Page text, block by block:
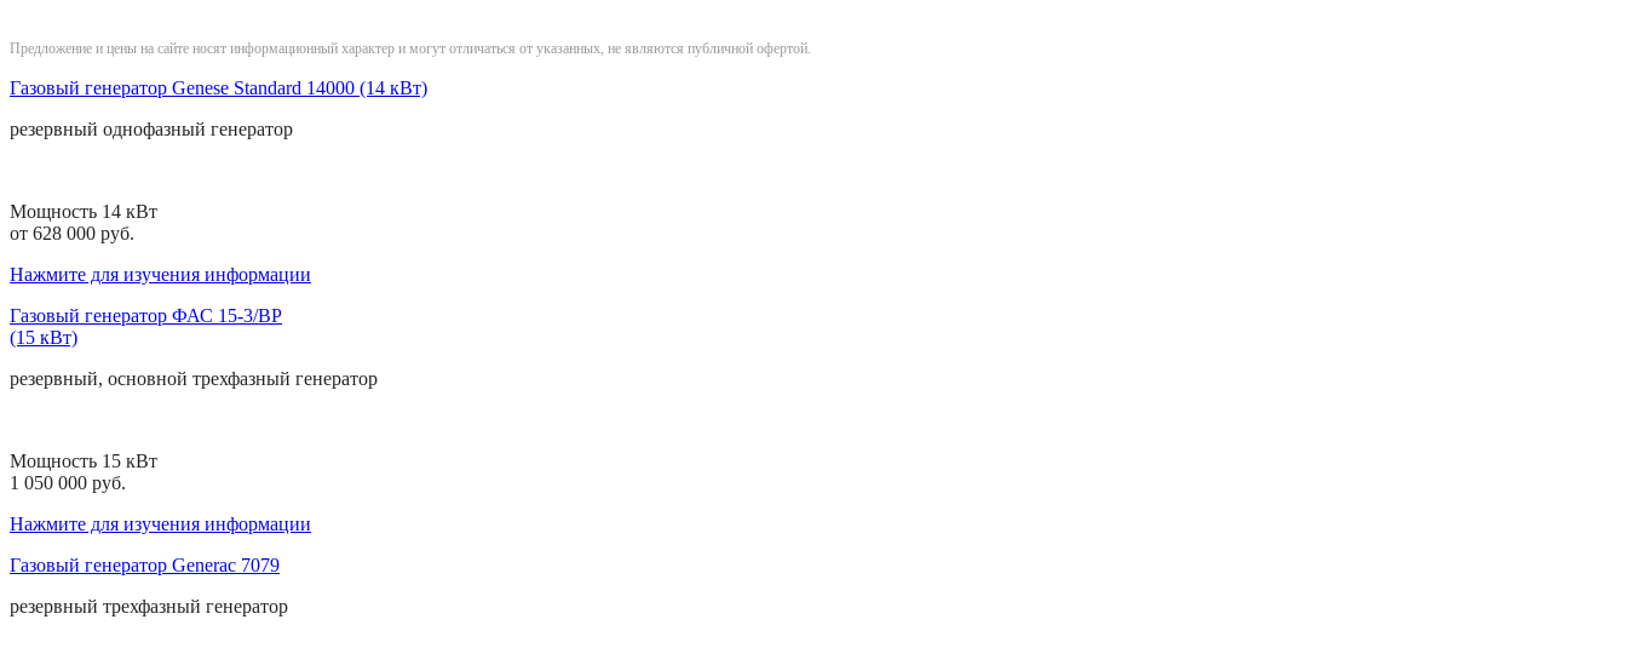
Предложение и цены на сайте носят информационный характер и могут отличаться от указанных, не являются публичной офертой.
Газовый генератор Genese Standard 14000 (14 кВт)
резервный однофазный генератор
Мощность 14 кВт
от 628 000 руб.
Нажмите для изучения информации
Газовый генератор ФАС 15-3/ВР
(15 кВт)
резервный, основной трехфазный генератор
Мощность 15 кВт
1 050 000 руб.
Нажмите для изучения информации
Газовый генератор Generac 7079
резервный трехфазный генератор